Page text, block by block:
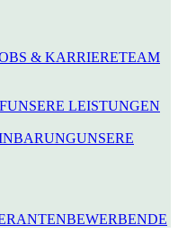
& KARRIERETEAM
UNSERE LEISTUNGEN
UNSERE
BEWERBENDE